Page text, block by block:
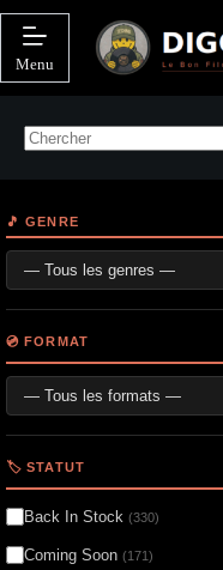
Passer
contenu
Menu
🎵 GENRE
💿 FORMAT
🏷️ STATUT
Back In Stock (330)
Coming Soon (171)